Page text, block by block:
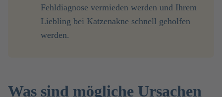
Fehldiagnose vermieden werden und Ihrem
Liebling bei Katzenakne schnell geholfen
werden.
Was sind mögliche Ursachen